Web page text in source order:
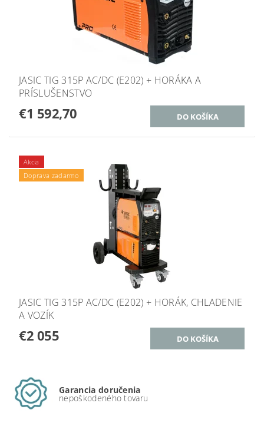
JASIC TIG 315P AC/DC (E202) + HORÁKA A
PRÍSLUŠENSTVO
€1 592,70
Akcia
Doprava zadarmo
JASIC TIG 315P AC/DC (E202) + HORÁK, CHLADENIE
A VOZÍK
€2 055
Garancia doručenia
nepoškodeného tovaru